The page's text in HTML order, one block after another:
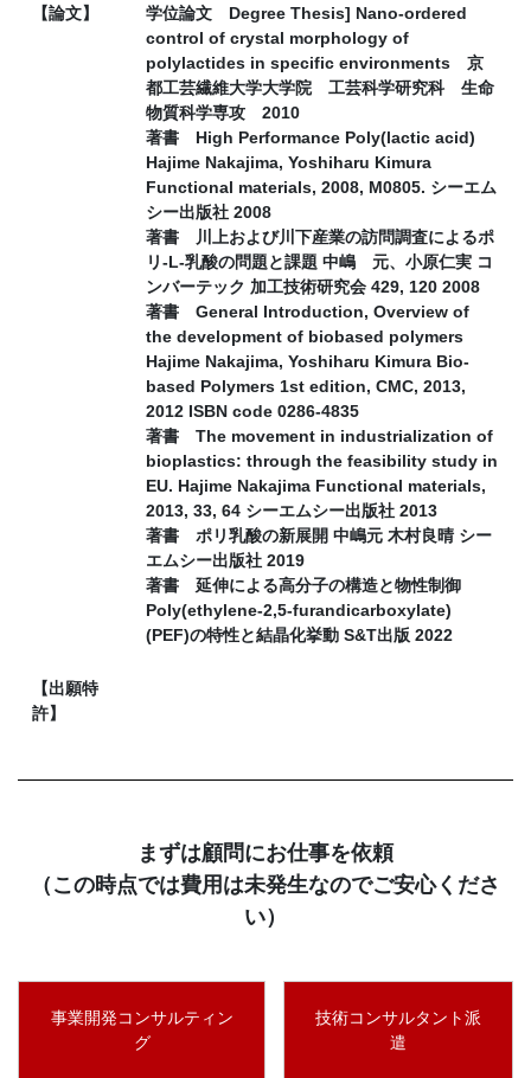
【論文】
学位論文 Degree Thesis] Nano-ordered
control of crystal morphology of
polylactides in specific environments 京
都工芸繊維大学大学院 工芸科学研究科 生命
物質科学専攻 2010
著書 High Performance Poly(lactic acid)
Hajime Nakajima, Yoshiharu Kimura
Functional materials, 2008, M0805. シーエム
シー出版社 2008
著書 川上および川下産業の訪問調査によるポ
リ-L-乳酸の問題と課題 中嶋 元、小原仁実 コ
ンバーテック 加工技術研究会 429, 120 2008
著書 General Introduction, Overview of
the development of biobased polymers
Hajime Nakajima, Yoshiharu Kimura Bio-
based Polymers 1st edition, CMC, 2013,
2012 ISBN code 0286-4835
著書 The movement in industrialization of
bioplastics: through the feasibility study in
EU. Hajime Nakajima Functional materials,
2013, 33, 64 シーエムシー出版社 2013
著書 ポリ乳酸の新展開 中嶋元 木村良晴 シー
エムシー出版社 2019
著書 延伸による高分子の構造と物性制御
Poly(ethylene-2,5-furandicarboxylate)
(PEF)の特性と結晶化挙動 S&T出版 2022
【出願特
許】
まずは顧問にお仕事を依頼
（この時点では費用は未発生なのでご安心くださ
い）
事業開発コンサルティン
グ
技術コンサルタント派
遣